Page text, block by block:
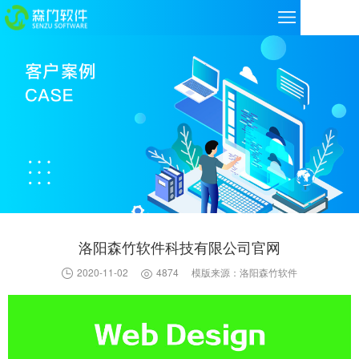
洛阳森竹软件科技有限公司官网
2020-11-02 4874 模版来源：洛阳森竹软件